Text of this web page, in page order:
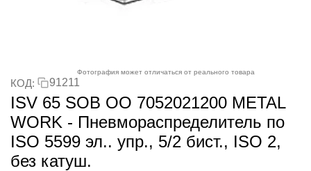
Фотография может отличаться от реального товара
КОД: 91211
ISV 65 SOB OO 7052021200 METAL
WORK - Пневмораспределитель по
ISO 5599 эл.. упр., 5/2 бист., ISO 2,
без катуш.